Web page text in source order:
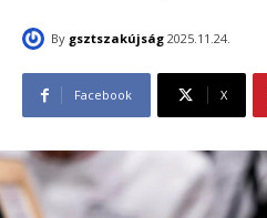
By gsztszakújság 2025.11.24.
Facebook X